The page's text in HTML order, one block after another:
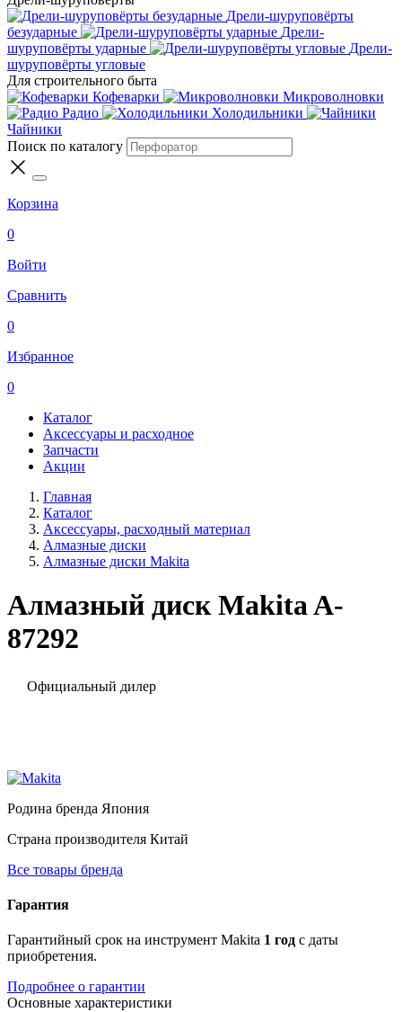
Дрели-шуруповёрты
безударные
Дрели-
шуруповёрты ударные
Дрели-
шуруповёрты угловые
Для строительного быта
Кофеварки
Микроволновки
Радио
Холодильники
Чайники
Поиск по каталогу
Корзина
0
Войти
Сравнить
0
Избранное
0
Каталог
Аксессуары и расходное
Запчасти
Акции
Главная
Каталог
Аксессуары, расходный материал
Алмазные диски
Алмазные диски Makita
Алмазный диск Makita A-
87292
Официальный дилер
Родина бренда Япония
Страна производителя Китай
Все товары бренда
Гарантия
Гарантийный срок на инструмент Makita 1 год с даты
приобретения.
Подробнее о гарантии
Основные характеристики